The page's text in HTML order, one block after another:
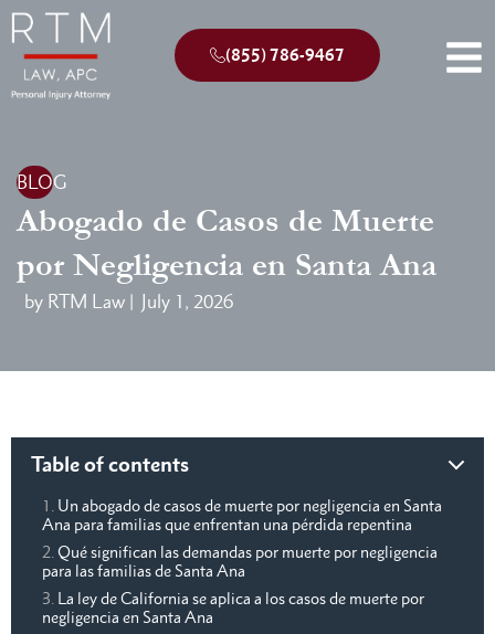
(855) 786-9467
BLOG
Abogado de Casos de Muerte
por Negligencia en Santa Ana
by RTM Law | July 1, 2026
Table of contents
Un abogado de casos de muerte por negligencia en Santa
Ana para familias que enfrentan una pérdida repentina
Qué significan las demandas por muerte por negligencia
para las familias de Santa Ana
La ley de California se aplica a los casos de muerte por
negligencia en Santa Ana